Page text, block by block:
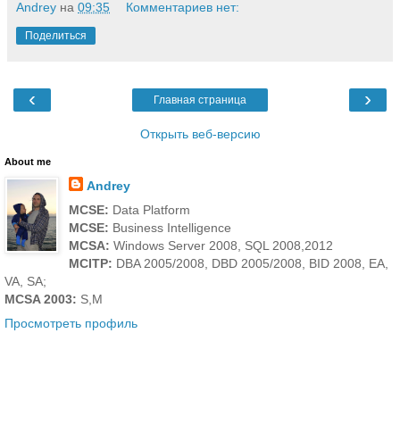
Andrey на 09:35 Комментариев нет:
Поделиться
‹ ›
Главная страница
Открыть веб-версию
About me
Andrey
MCSE: Data Platform
MCSE: Business Intelligence
MCSA: Windows Server 2008, SQL 2008,2012
MCITP: DBA 2005/2008, DBD 2005/2008, BID 2008, EA,
VA, SA;
MCSA 2003: S,M
Просмотреть профиль